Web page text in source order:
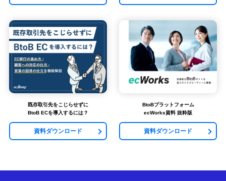
既存取引先をこじらせずに
BtoB ECを導入するには？
資料ダウンロード
BtoBプラットフォーム
ecWorks資料 抜粋版
資料ダウンロード